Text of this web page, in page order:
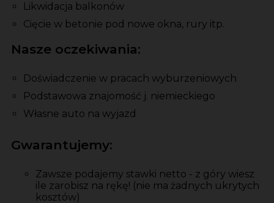
Likwidacja balkonów
Cięcie w betonie pod nowe okna, rury itp.
Nasze oczekiwania:
Doświadczenie w pracach wyburzeniowych
Podstawowa znajomość j. niemieckiego
Własne auto na wyjazd
Gwarantujemy:
Zawsze podajemy stawki netto - z góry wiesz
ile zarobisz na rękę! (nie ma żadnych ukrytych
kosztów)